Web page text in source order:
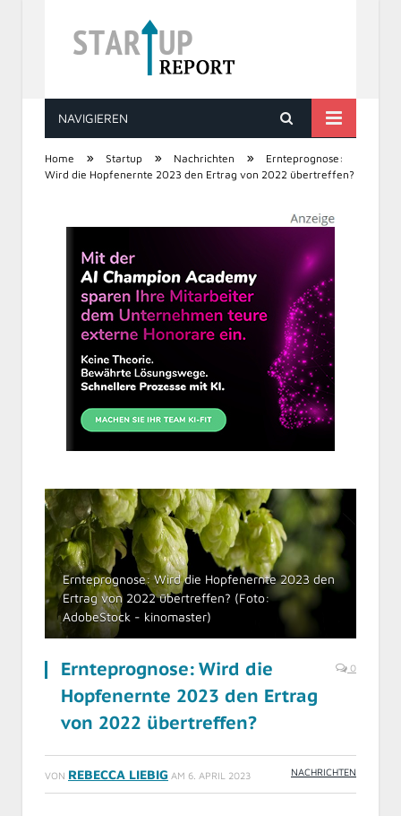
STARTUP REPORT
NAVIGIEREN
Home » Startup » Nachrichten »
Ernteprognose:
Wird die Hopfenernte 2023 den Ertrag von 2022 übertreffen?
Ernteprognose: Wird die Hopfenernte 2023 den
Ertrag von 2022 übertreffen? (Foto:
AdobeStock - kinomaster)
Ernteprognose: Wird die
Hopfenernte 2023 den Ertrag
von 2022 übertreffen?
0
VON REBECCA LIEBIG AM 6. APRIL 2023 NACHRICHTEN